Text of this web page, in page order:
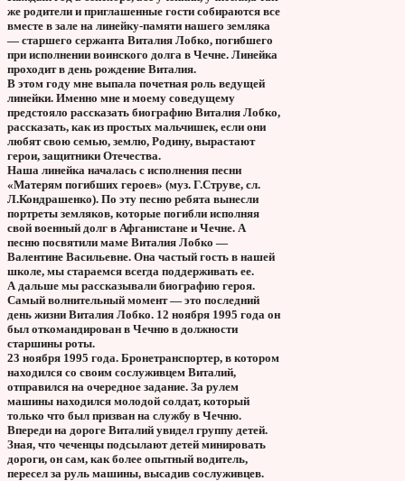
же родители и приглашенные гости собираются все
вместе в зале на линейку-памяти нашего земляка
— старшего сержанта Виталия Лобко, погибшего
при исполнении воинского долга в Чечне. Линейка
проходит в день рождение Виталия.
В этом году мне выпала почетная роль ведущей
линейки. Именно мне и моему соведущему
предстояло рассказать биографию Виталия Лобко,
рассказать, как из простых мальчишек, если они
любят свою семью, землю, Родину, вырастают
герои, защитники Отечества.
Наша линейка началась с исполнения песни
«Матерям погибших героев» (муз. Г.Струве, сл.
Л.Кондрашенко). По эту песню ребята вынесли
портреты земляков, которые погибли исполняя
свой военный долг в Афганистане и Чечне. А
песню посвятили маме Виталия Лобко —
Валентине Васильевне. Она частый гость в нашей
школе, мы стараемся всегда поддерживать ее.
А дальше мы рассказывали биографию героя.
Самый волнительный момент — это последний
день жизни Виталия Лобко. 12 ноября 1995 года он
был откомандирован в Чечню в должности
старшины роты.
23 ноября 1995 года. Бронетранспортер, в котором
находился со своим сослуживцем Виталий,
отправился на очередное задание. За рулем
машины находился молодой солдат, который
только что был призван на службу в Чечню.
Впереди на дороге Виталий увидел группу детей.
Зная, что чеченцы подсылают детей минировать
дороги, он сам, как более опытный водитель,
пересел за руль машины, высадив сослуживцев.